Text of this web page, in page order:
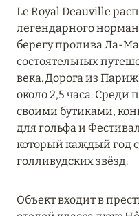
Le Royal Deauville
легендарного
берегу пролива Ла-
состоятельных
века. Дорога из
около 2,5 часа. Среди
своими бутиками,
для гольфа и
который каждый год
голливудских звёзд.
Объект входит в